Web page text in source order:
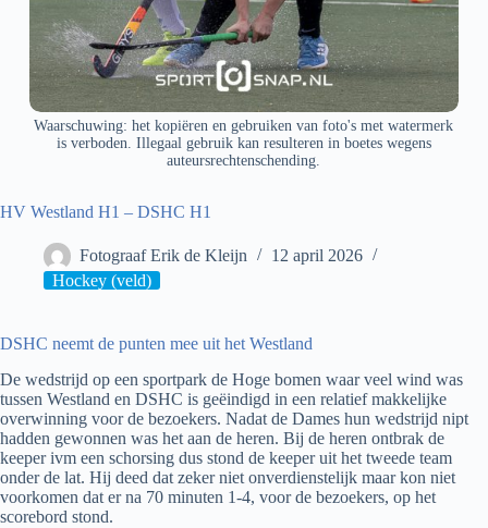
Waarschuwing: het kopiëren en gebruiken van foto's met watermerk
is verboden. Illegaal gebruik kan resulteren in boetes wegens
auteursrechtenschending.
HV Westland H1 – DSHC H1
Fotograaf Erik de Kleijn
12 april 2026
Hockey (veld)
DSHC neemt de punten mee uit het Westland
De wedstrijd op een sportpark de Hoge bomen waar veel wind was
tussen Westland en DSHC is geëindigd in een relatief makkelijke
overwinning voor de bezoekers. Nadat de Dames hun wedstrijd nipt
hadden gewonnen was het aan de heren. Bij de heren ontbrak de
keeper ivm een schorsing dus stond de keeper uit het tweede team
onder de lat. Hij deed dat zeker niet onverdienstelijk maar kon niet
voorkomen dat er na 70 minuten 1-4, voor de bezoekers, op het
scorebord stond.